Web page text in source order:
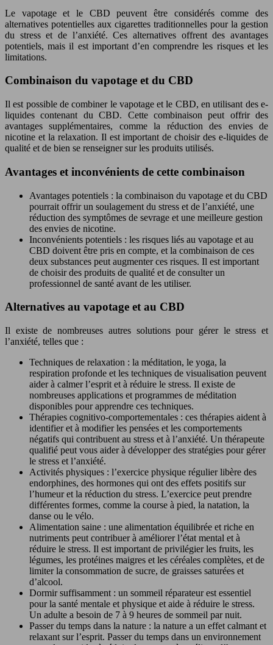
Le vapotage et le CBD peuvent être considérés comme des
alternatives potentielles aux cigarettes traditionnelles pour la gestion
du stress et de l’anxiété. Ces alternatives offrent des avantages
potentiels, mais il est important d’en comprendre les risques et les
limitations.
Combinaison du vapotage et du CBD
Il est possible de combiner le vapotage et le CBD, en utilisant des e-
liquides contenant du CBD. Cette combinaison peut offrir des
avantages supplémentaires, comme la réduction des envies de
nicotine et la relaxation. Il est important de choisir des e-liquides de
qualité et de bien se renseigner sur les produits utilisés.
Avantages et inconvénients de cette combinaison
Avantages potentiels : la combinaison du vapotage et du CBD
pourrait offrir un soulagement du stress et de l’anxiété, une
réduction des symptômes de sevrage et une meilleure gestion
des envies de nicotine.
Inconvénients potentiels : les risques liés au vapotage et au
CBD doivent être pris en compte, et la combinaison de ces
deux substances peut augmenter ces risques. Il est important
de choisir des produits de qualité et de consulter un
professionnel de santé avant de les utiliser.
Alternatives au vapotage et au CBD
Il existe de nombreuses autres solutions pour gérer le stress et
l’anxiété, telles que :
Techniques de relaxation : la méditation, le yoga, la
respiration profonde et les techniques de visualisation peuvent
aider à calmer l’esprit et à réduire le stress. Il existe de
nombreuses applications et programmes de méditation
disponibles pour apprendre ces techniques.
Thérapies cognitivo-comportementales : ces thérapies aident à
identifier et à modifier les pensées et les comportements
négatifs qui contribuent au stress et à l’anxiété. Un thérapeute
qualifié peut vous aider à développer des stratégies pour gérer
le stress et l’anxiété.
Activités physiques : l’exercice physique régulier libère des
endorphines, des hormones qui ont des effets positifs sur
l’humeur et la réduction du stress. L’exercice peut prendre
différentes formes, comme la course à pied, la natation, la
danse ou le vélo.
Alimentation saine : une alimentation équilibrée et riche en
nutriments peut contribuer à améliorer l’état mental et à
réduire le stress. Il est important de privilégier les fruits, les
légumes, les protéines maigres et les céréales complètes, et de
limiter la consommation de sucre, de graisses saturées et
d’alcool.
Dormir suffisamment : un sommeil réparateur est essentiel
pour la santé mentale et physique et aide à réduire le stress.
Un adulte a besoin de 7 à 9 heures de sommeil par nuit.
Passer du temps dans la nature : la nature a un effet calmant et
relaxant sur l’esprit. Passer du temps dans un environnement